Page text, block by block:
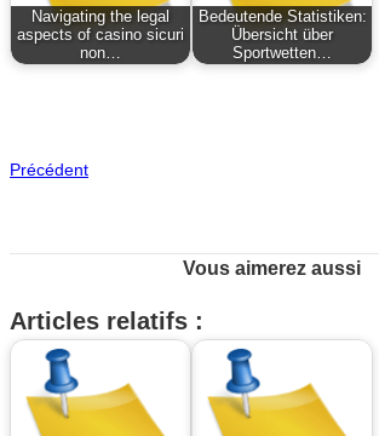
Navigating the legal
aspects of casino sicuri
non…
Bedeutende Statistiken:
Übersicht über
Sportwetten…
Précédent
Vous aimerez aussi
Articles relatifs :